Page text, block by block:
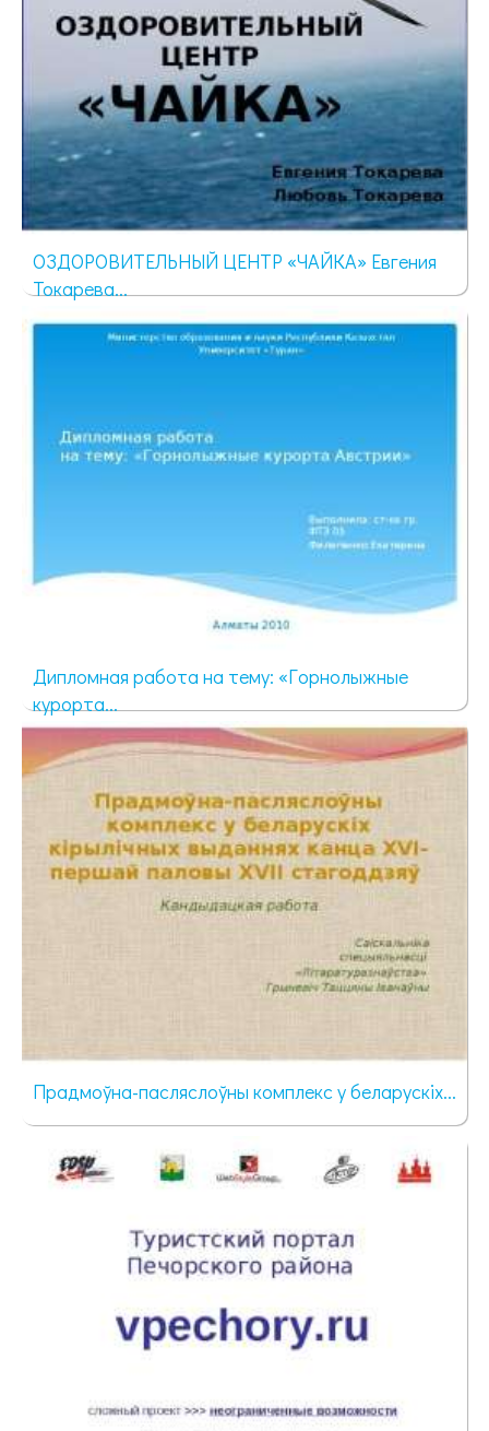
ОЗДОРОВИТЕЛЬНЫЙ ЦЕНТР «ЧАЙКА» Евгения
Токарева...
1257 просмотров
Дипломная работа на тему: «Горнолыжные
курорта...
1755 просмотров
Прадмоўна-пасляслоўны комплекс у беларускіх...
943 просмотра